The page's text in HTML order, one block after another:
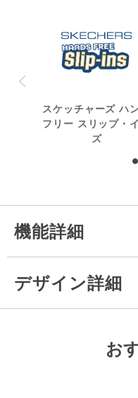
スケッチャーズ ハ
フリー スリップ・
ズ
機能詳細
デザイン詳細
お